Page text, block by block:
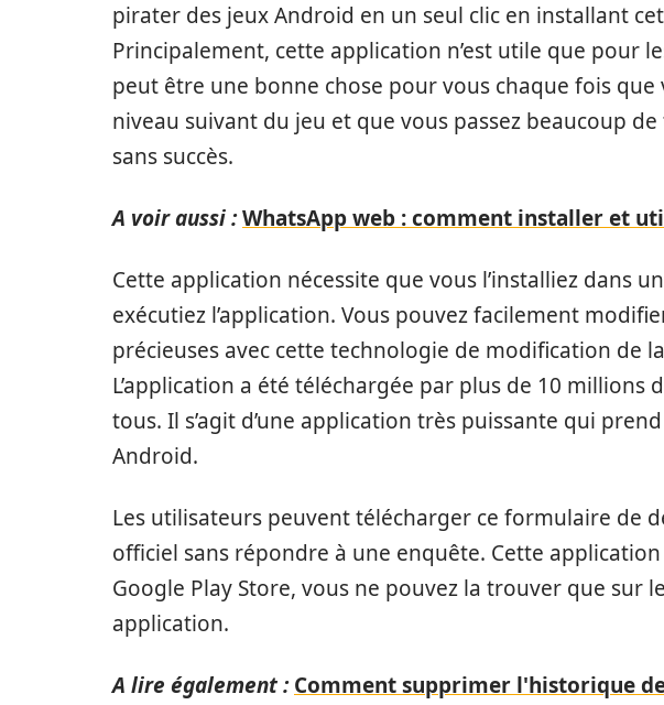
pirater des jeux Android en un seul clic en installant
Principalement, cette application n’est utile que pour
peut être une bonne chose pour vous chaque fois que
niveau suivant du jeu et que vous passez beaucoup
sans succès.
A voir aussi :WhatsApp web : comment installer et
Cette application nécessite que vous l’installiez dans
exécutiez l’application. Vous pouvez facilement
précieuses avec cette technologie de modification de
L’application a été téléchargée par plus de 10 millions
tous. Il s’agit d’une application très puissante qui
Android.
Les utilisateurs peuvent télécharger ce formulaire de
officiel sans répondre à une enquête. Cette application
Google Play Store, vous ne pouvez la trouver que sur
application.
A lire également : Comment supprimer l'historique